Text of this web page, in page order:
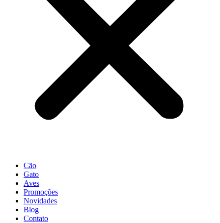
Cão
Gato
Aves
Promoções
Novidades
Blog
Contato